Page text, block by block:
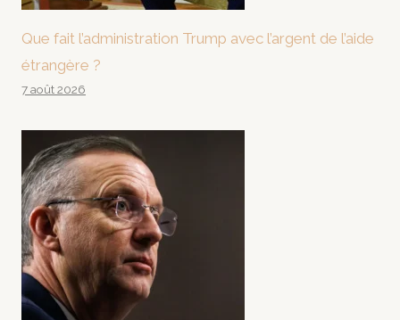
Que fait l’administration Trump avec l’argent de l’aide
étrangère ?
7 août 2026